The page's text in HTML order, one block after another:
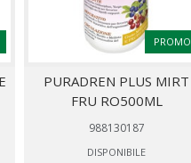
PROMO
PURADREN PLUS MIRT
FRU RO500ML
988130187
DISPONIBILE